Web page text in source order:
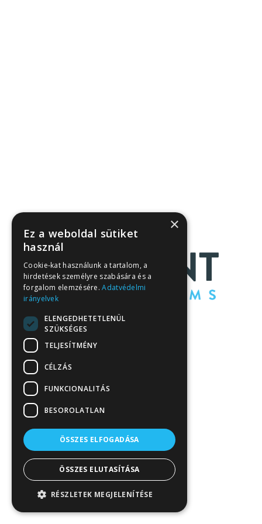
×
Ez a weboldal sütiket
használ
Cookie-kat használunk a tartalom, a
hirdetések személyre szabására és a
forgalom elemzésére.Adatvédelmi
irányelvek
ELENGEDHETETLENÜL
SZÜKSÉGES
TELJESÍTMÉNY
CÉLZÁS
FUNKCIONALITÁS
BESOROLATLAN
ÖSSZES ELFOGADÁSA
ÖSSZES ELUTASÍTÁSA
RÉSZLETEK MEGJELENÍTÉSE